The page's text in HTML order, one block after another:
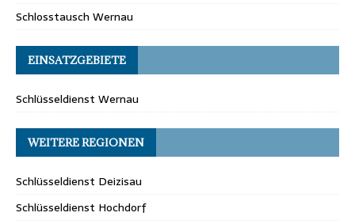
Schlosstausch Wernau
EINSATZGEBIETE
Schlüsseldienst Wernau
WEITERE REGIONEN
Schlüsseldienst Deizisau
Schlüsseldienst Hochdorf